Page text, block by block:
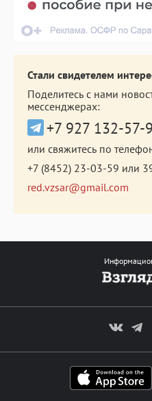
Стали свидетелем
Поделитесь с нами
мессенджерах:
+7 927 132-57-
или свяжитесь по
+7 (8452) 23-03-59 или
red.vzsar@gmail.com